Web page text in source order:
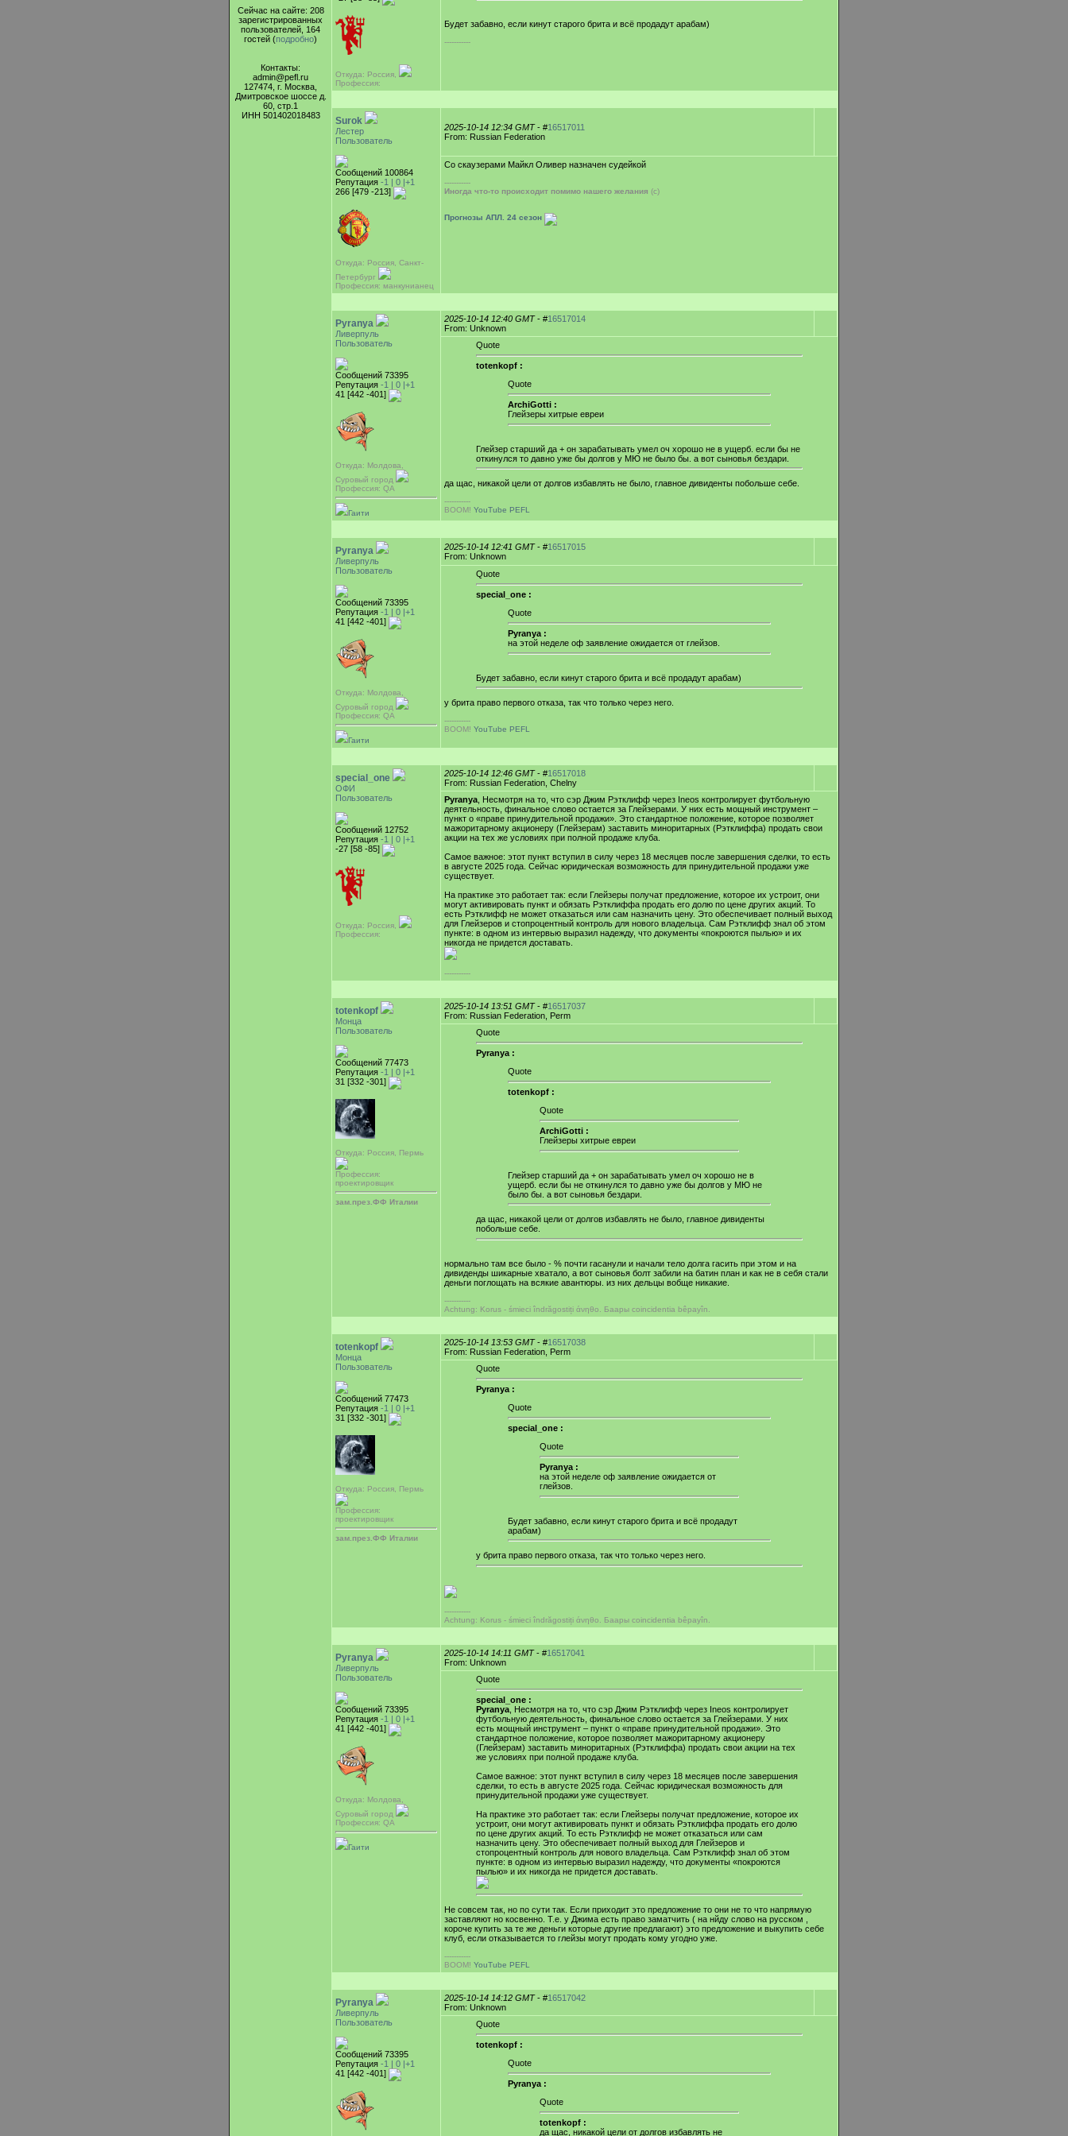
Сейчас на сайте: 208
зарегистрированных
пользователей, 164
гостей (подробно)
Контакты:
admin@pefl.ru
127474, г. Москва,
Дмитровское шоссе д.
60, стр.1
ИНН 501402018483
Откуда: Россия,
Профессия:
Будет забавно, если кинут старого брита и всё продадут арабам)
-----------
Surok
Лестер
Пользователь
Сообщений 100864
Репутация -1 | 0 |+1
266 [479 -213]
Откуда: Россия, Санкт-
Петербург
Профессия: манкунианец
2025-10-14 12:34 GMT- #16517011
From: Russian Federation
Со скаузерами Майкл Оливер назначен судейкой
-----------
Иногда что-то происходит помимо нашего желания (с)
Прогнозы АПЛ. 24 сезон
Pyranya
Ливерпуль
Пользователь
Сообщений 73395
Репутация -1 | 0 |+1
41 [442 -401]
Откуда: Молдова,
Суровый город
Профессия: QA
Гаити
2025-10-14 12:40 GMT- #16517014
From: Unknown
Quote
totenkopf :
Quote
ArchiGotti :
Глейзеры хитрые евреи
Глейзер старший да + он зарабатывать умел оч хорошо не в ущерб. если бы не
откинулся то давно уже бы долгов у МЮ не было бы. а вот сыновья бездари.
да щас, никакой цели от долгов избавлять не было, главное дивиденты побольше себе.
-----------
BOOM! YouTube PEFL
Pyranya
Ливерпуль
Пользователь
Сообщений 73395
Репутация -1 | 0 |+1
41 [442 -401]
Откуда: Молдова,
Суровый город
Профессия: QA
Гаити
2025-10-14 12:41 GMT- #16517015
From: Unknown
Quote
special_one :
Quote
Pyranya :
на этой неделе оф заявление ожидается от глейзов.
Будет забавно, если кинут старого брита и всё продадут арабам)
у брита право первого отказа, так что только через него.
-----------
BOOM! YouTube PEFL
special_one
ОФИ
Пользователь
Сообщений 12752
Репутация -1 | 0 |+1
-27 [58 -85]
Откуда: Россия,
Профессия:
2025-10-14 12:46 GMT- #16517018
From: Russian Federation, Chelny
Pyranya , Несмотря на то, что сэр Джим Рэтклифф через Ineos контролирует футбольную
деятельность, финальное слово остается за Глейзерами. У них есть мощный инструмент –
пункт о «праве принудительной продажи». Это стандартное положение, которое позволяет
мажоритарному акционеру (Глейзерам) заставить миноритарных (Рэтклиффа) продать свои
акции на тех же условиях при полной продаже клуба.
Самое важное: этот пункт вступил в силу через 18 месяцев после завершения сделки, то есть
в августе 2025 года. Сейчас юридическая возможность для принудительной продажи уже
существует.
На практике это работает так: если Глейзеры получат предложение, которое их устроит, они
могут активировать пункт и обязать Рэтклиффа продать его долю по цене других акций. То
есть Рэтклифф не может отказаться или сам назначить цену. Это обеспечивает полный выход
для Глейзеров и стопроцентный контроль для нового владельца. Сам Рэтклифф знал об этом
пункте: в одном из интервью выразил надежду, что документы «покроются пылью» и их
никогда не придется доставать.
-----------
totenkopf
Монца
Пользователь
Сообщений 77473
Репутация -1 | 0 |+1
31 [332 -301]
Откуда: Россия, Пермь
Профессия:
проектировщик
зам.през.ФФ Италии
2025-10-14 13:51 GMT- #16517037
From: Russian Federation, Perm
Quote
Pyranya :
Quote
totenkopf :
Quote
ArchiGotti :
Глейзеры хитрые евреи
Глейзер старший да + он зарабатывать умел оч хорошо не в
ущерб. если бы не откинулся то давно уже бы долгов у МЮ не
было бы. а вот сыновья бездари.
да щас, никакой цели от долгов избавлять не было, главное дивиденты
побольше себе.
нормально там все было - % почти гасанули и начали тело долга гасить при этом и на
дивиденды шикарные хватало, а вот сыновья болт забили на батин план и как не в себя стали
деньги поглощать на всякие авантюры. из них дельцы вобще никакие.
-----------
Achtung: Korus - śmieci îndrăgostiți άνηθο. Баары coincidentia bêpayîn.
totenkopf
Монца
Пользователь
Сообщений 77473
Репутация -1 | 0 |+1
31 [332 -301]
Откуда: Россия, Пермь
Профессия:
проектировщик
зам.през.ФФ Италии
2025-10-14 13:53 GMT- #16517038
From: Russian Federation, Perm
Quote
Pyranya :
Quote
special_one :
Quote
Pyranya :
на этой неделе оф заявление ожидается от
глейзов.
Будет забавно, если кинут старого брита и всё продадут
арабам)
у брита право первого отказа, так что только через него.
-----------
Achtung: Korus - śmieci îndrăgostiți άνηθο. Баары coincidentia bêpayîn.
Pyranya
Ливерпуль
Пользователь
Сообщений 73395
Репутация -1 | 0 |+1
41 [442 -401]
Откуда: Молдова,
Суровый город
Профессия: QA
Гаити
2025-10-14 14:11 GMT- #16517041
From: Unknown
Quote
special_one :
Pyranya , Несмотря на то, что сэр Джим Рэтклифф через Ineos контролирует
футбольную деятельность, финальное слово остается за Глейзерами. У них
есть мощный инструмент – пункт о «праве принудительной продажи». Это
стандартное положение, которое позволяет мажоритарному акционеру
(Глейзерам) заставить миноритарных (Рэтклиффа) продать свои акции на тех
же условиях при полной продаже клуба.
Самое важное: этот пункт вступил в силу через 18 месяцев после завершения
сделки, то есть в августе 2025 года. Сейчас юридическая возможность для
принудительной продажи уже существует.
На практике это работает так: если Глейзеры получат предложение, которое их
устроит, они могут активировать пункт и обязать Рэтклиффа продать его долю
по цене других акций. То есть Рэтклифф не может отказаться или сам
назначить цену. Это обеспечивает полный выход для Глейзеров и
стопроцентный контроль для нового владельца. Сам Рэтклифф знал об этом
пункте: в одном из интервью выразил надежду, что документы «покроются
пылью» и их никогда не придется доставать.
Не совсем так, но по сути так. Если приходит это предложение то они не то что напрямую
заставляют но косвенно. Т.е. у Джима есть право заматчить ( на нйду слово на русском ,
короче купить за те же деньги которые другие предлагают) это предложение и выкупить себе
клуб, если отказывается то глейзы могут продать кому угодно уже.
-----------
BOOM! YouTube PEFL
Pyranya
Ливерпуль
Пользователь
Сообщений 73395
Репутация -1 | 0 |+1
41 [442 -401]
2025-10-14 14:12 GMT- #16517042
From: Unknown
Quote
totenkopf :
Quote
Pyranya :
Quote
totenkopf :
да щас, никакой цели от долгов избавлять не